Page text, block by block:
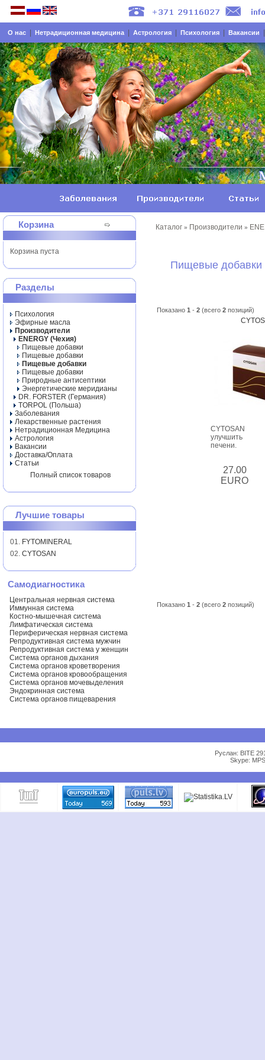
О нас Нетрадиционная медицина Астрология Психология Вакансии
Корзина
Корзина пуста
Разделы
Психология
Эфирные масла
Производители
ENERGY (Чехия)
Пищевые добавки
Пищевые добавки
Пищевые добавки
Пищевые добавки
Природные антисептики
Энергетические меридианы
DR. FORSTER (Германия)
TORPOL (Польша)
Заболевания
Лекарственные растения
Нетрадиционная Медицина
Астрология
Вакансии
Доставка/Оплата
Статьи
Полный список товаров
Лучшие товары
01. FYTOMINERAL
02. CYTOSAN
Самодиагностика
Центральная нервная система
Иммунная система
Костно-мышечная система
Лимфатическая система
Периферическая нервная система
Репродуктивная система мужчин
Репродуктивная система у женщин
Система органов дыхания
Система органов кроветворения
Система органов кровообращения
Система органов мочевыделения
Эндокринная система
Система органов пищеварения
Каталог » Производители »
Пищевые добавки
Показано 1 - 2 (всего 2 позиций)
CYTOSAN
улучшить
печени.
27.00
EURO
Показано 1 - 2 (всего 2 позиций)
Руслан: BITE
Skype: